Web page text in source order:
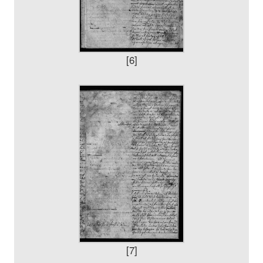
[6]
[7]